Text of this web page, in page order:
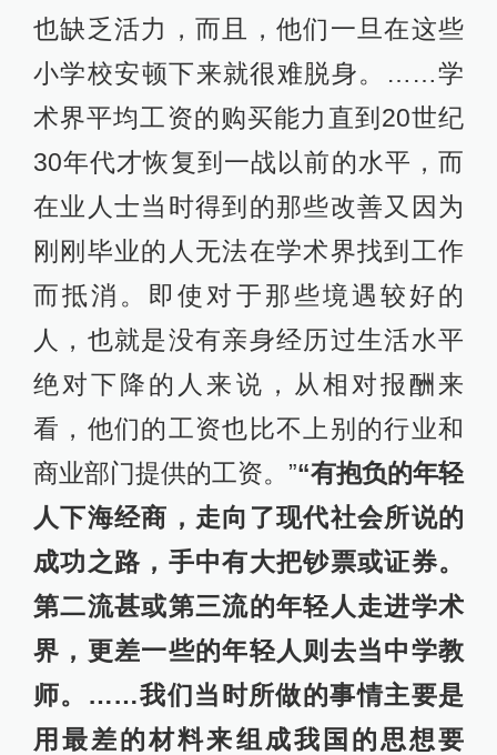
也缺乏活力，而且，他们一旦在这些
小学校安顿下来就很难脱身。……学
术界平均工资的购买能力直到20世纪
30年代才恢复到一战以前的水平，而
在业人士当时得到的那些改善又因为
刚刚毕业的人无法在学术界找到工作
而抵消。即使对于那些境遇较好的
人，也就是没有亲身经历过生活水平
绝对下降的人来说，从相对报酬来
看，他们的工资也比不上别的行业和
商业部门提供的工资。”“有抱负的年轻
人下海经商，走向了现代社会所说的
成功之路，手中有大把钞票或证券。
第二流甚或第三流的年轻人走进学术
界，更差一些的年轻人则去当中学教
师。……我们当时所做的事情主要是
用最差的材料来组成我国的思想要